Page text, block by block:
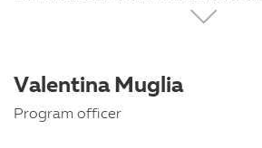
detenzione amministrativa. Per
immigrazione, stato di diritto e
Valentina Muglia
Program officer